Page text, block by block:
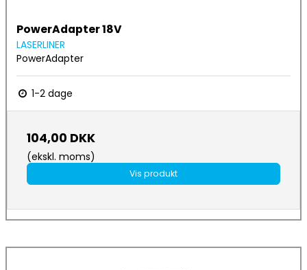
PowerAdapter 18V
LASERLINER
PowerAdapter
1-2 dage
104,00 DKK
(ekskl. moms)
Vis produkt